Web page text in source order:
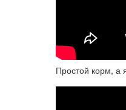
Простой корм, а